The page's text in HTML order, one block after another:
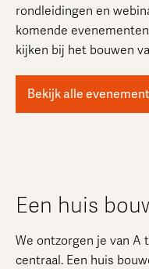
rondleidingen en
komende
kijken bij het bouwen
Bekijk alle
Een huis
We ontzorgen je van A
centraal. Een huis